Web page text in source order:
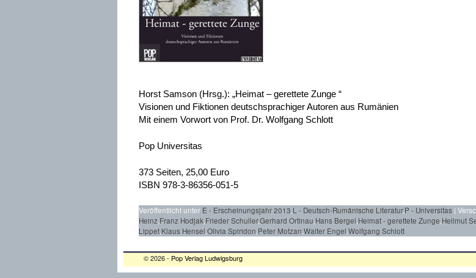
Horst Samson (Hrsg.): „Heimat – gerettete Zunge “
Visionen und Fiktionen deutschsprachiger Autoren aus Rumänien
Mit einem Vorwort von Prof. Dr. Wolfgang Schlott
Pop Universitas
373 Seiten, 25,00 Euro
ISBN 978-3-86356-051-5
Veröffentlicht unter E - Erscheinungsjahr 2013 L - Deutsch-Rumänische Literatur,P - Universitas |
Heinz Franz Hodjak Frieder Schuller,Gerhard Ortinau Hans Bergel Heimat - gerettete Zunge Hellmut
Lippet Klaus Hensel Olivia Spiridon Peter Motzan Walter Engel Wolfgang Schlott
© 2026 - Pop Verlag Ludwigsburg